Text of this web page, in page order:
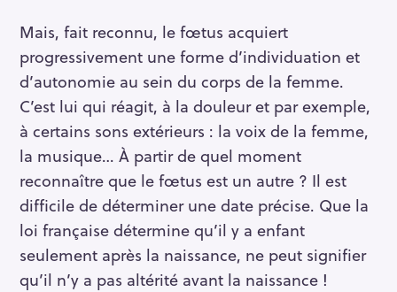
Mais, fait reconnu, le fœtus acquiert
progressivement une forme d’individuation et
d’autonomie au sein du corps de la femme.
C’est lui qui réagit, à la douleur et par exemple,
à certains sons extérieurs : la voix de la femme,
la musique… À partir de quel moment
reconnaître que le fœtus est un autre ? Il est
difficile de déterminer une date précise. Que la
loi française détermine qu’il y a enfant
seulement après la naissance, ne peut signifier
qu’il n’y a pas altérité avant la naissance !